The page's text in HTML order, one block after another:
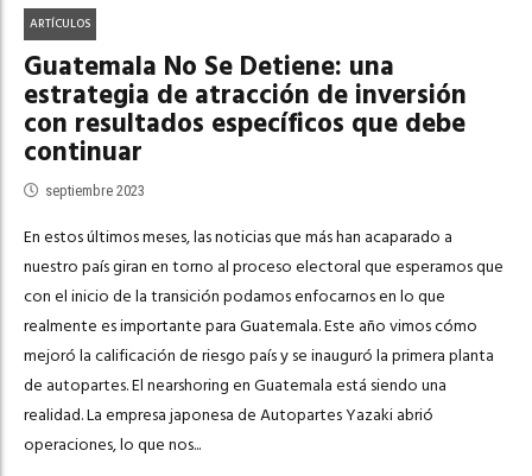
ARTÍCULOS
Guatemala No Se Detiene: una
estrategia de atracción de inversión
con resultados específicos que debe
continuar
septiembre 2023
En estos últimos meses, las noticias que más han acaparado a
nuestro país giran en torno al proceso electoral que esperamos que
con el inicio de la transición podamos enfocarnos en lo que
realmente es importante para Guatemala. Este año vimos cómo
mejoró la calificación de riesgo país y se inauguró la primera planta
de autopartes. El nearshoring en Guatemala está siendo una
realidad. La empresa japonesa de Autopartes Yazaki abrió
operaciones, lo que nos...